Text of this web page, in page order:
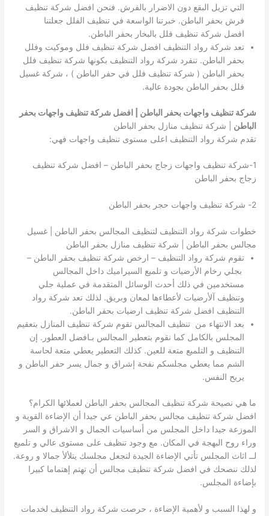
التي تزيل البقع دون الاضرار بالفرش. فنحن افضل شركة تنظيف
فرش بحفر الباطن. خبرتنا الواسعة في تنظيف الفلل جعلتنا
افضل شركة تنظيف فلل بالبخار بحفر الباطن.
تعد شركة رواد التنظيف افضل شركة تنظيف فلل وموكيت وفلل
بحفر الباطن. تنفرد شركة رواد التنظيف بكونها شركة تنظيف فلل
بحفر الباطن ( شركة تنظيف فلل في حفر الباطن ) ، شركة غسيل
فلل بحفر الباطن بجودة عالية.
شركة تنظيف واجهات بحفر الباطن | افضل شركة تنظيف واجهات بحفر
الباطن | شركة تنظيف منازل بحفر الباطن
تقدم شركة رواد التنظيف اعلى مستوى تنظيف واجهات فهي:
1-شركة تنظيف واجهات زجاج بحفر الباطن – افضل شركة تنظيف
زجاج بحفر الباطن
2- شركة تنظيف واجهات حجر بحفر الباطن
خطوات شركة رواد التنظيف لتنظيف المجالس بحفر الباطن | غسيل
مجالس بحفر الباطن | شركة تنظيف منازل بحفر الباطن
تقوم شركة رواد التنظيف – ارخص شركة تنظيف بحفر الباطن –
بجلي رخام الأرضيات و تلميع السيراميك داخل المجالس
مستخدمين في ذلك أحدث الوسائل المتقدمة في عملية جلي
وتنظيف آلأرضيات لأعطاءها لمعان وبريق. لذلك تعد شركة رواد
التنظيف افضل شركة تنظيف ارضيات بحفر الباطن.
بعد الانتهاء من تنظيف المجالس تقوم شركة تنظيف المنازل بتعقيم
المجلس بالكامل كما نقوم بتعطير المجالس بـافضل العطور. إن
التنظيف و التلميع متعة للعين. كذلك التعطير يعطي متعة لحاسة
الشم مما يعطي مجلسكم نفحة إشراق و جمال يسر حفر الباطن و
يريح النفس.
ما هي نصيحة شركة تنظيف المجالس بحفر الباطن لعملائها الكرام؟
افضل شركة تنظيف مجالس بحفر الباطن عي جيدا أن الإضاءة القوية و
الموزعة جيدا داخل المجلس من أساسيات الجمال و الاشراق و السر
وراء روح البهجة في المكان. مع وجود تنظيف على مستوى عالي و تلميع
لــ اثاث المجلس تأتي الإضاءة الجيدة لتجعل مجلسك يتلألأ جمالا و روعة.
لذلك ننصحك في افضل شركة تنظيف مجالس أن تهتم إهتماما كبيرا
بإضاءة المجلس.
و لهذا السبب و لأهمية الإضاءة ، حرصت شركة رواد التنظيف لخدمات